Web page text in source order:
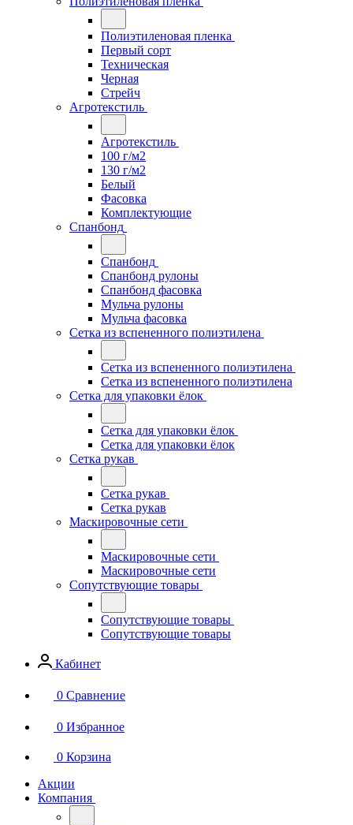
Полиэтиленовая пленка
Первый сорт
Техническая
Черная
Стрейч
Агротекстиль
Агротекстиль
100 г/м2
130 г/м2
Белый
Фасовка
Комплектующие
Спанбонд
Спанбонд
Спанбонд рулоны
Спанбонд фасовка
Мульча рулоны
Мульча фасовка
Сетка из вспененного полиэтилена
Сетка из вспененного полиэтилена
Сетка из вспененного полиэтилена
Сетка для упаковки ёлок
Сетка для упаковки ёлок
Сетка для упаковки ёлок
Сетка рукав
Сетка рукав
Сетка рукав
Маскировочные сети
Маскировочные сети
Маскировочные сети
Сопутствующие товары
Сопутствующие товары
Сопутствующие товары
Кабинет
0 Сравнение
0 Избранное
0 Корзина
Акции
Компания